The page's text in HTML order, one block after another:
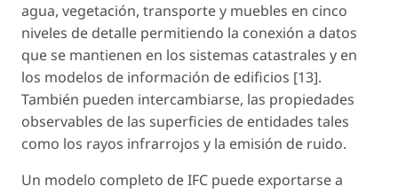
agua, vegetación, transporte y muebles en cinco
niveles de detalle permitiendo la conexión a datos
que se mantienen en los sistemas catastrales y en
los modelos de información de edificios [13].
También pueden intercambiarse, las propiedades
observables de las superficies de entidades tales
como los rayos infrarrojos y la emisión de ruido.
Un modelo completo de IFC puede exportarse a